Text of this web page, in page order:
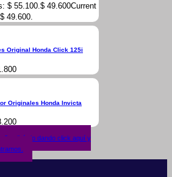
$ 55.100. $49.600Current
49.600.
Original Honda Click 125i
Originales Honda Invicta
solicítalo dando click aquí y